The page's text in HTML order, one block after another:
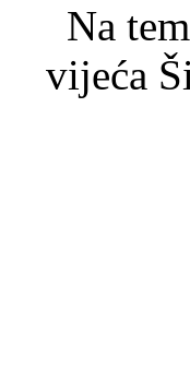
Na
vijeća